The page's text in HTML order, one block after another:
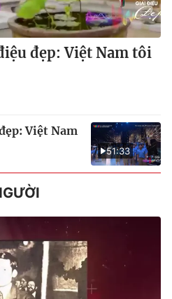
đẹp: Việt Nam tôi
51:33
Việt Nam